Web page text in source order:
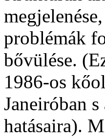
problémák
bővülése.
1986-os
Janeiróban
hatásaira).